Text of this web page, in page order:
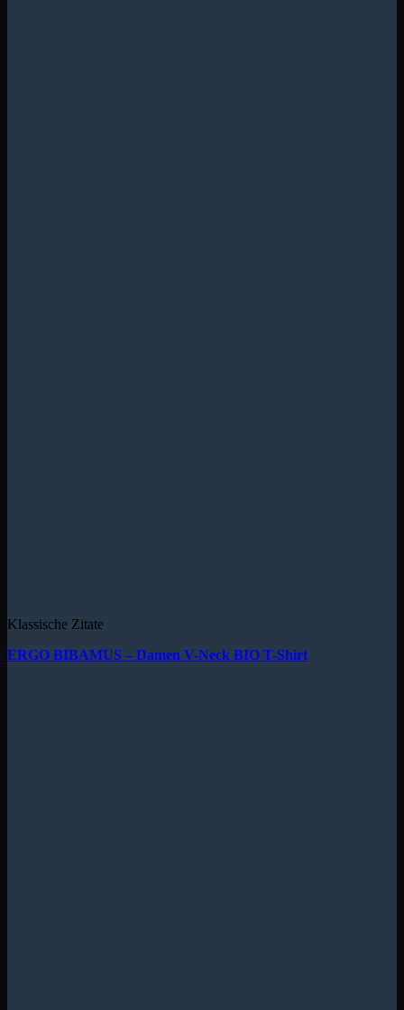
Klassische Zitate
ERGO BIBAMUS – Damen V-Neck BIO T-Shirt